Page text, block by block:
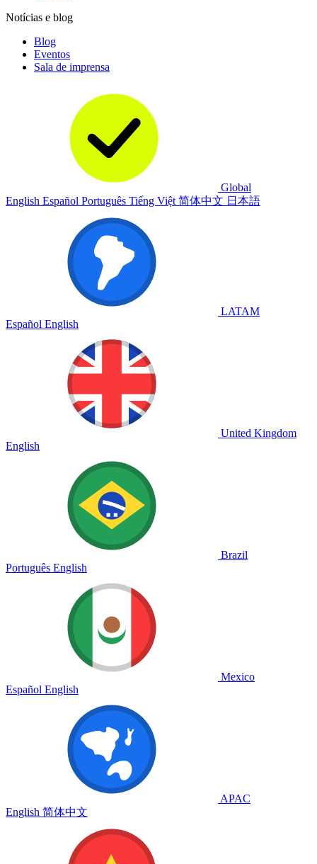
Notícias e blog
Blog
Eventos
Sala de imprensa
Global
English Español Português Tiếng Việt 简体中文 日本語
LATAM
Español English
United Kingdom
English
Brazil
Português English
Mexico
Español English
APAC
English 简体中文